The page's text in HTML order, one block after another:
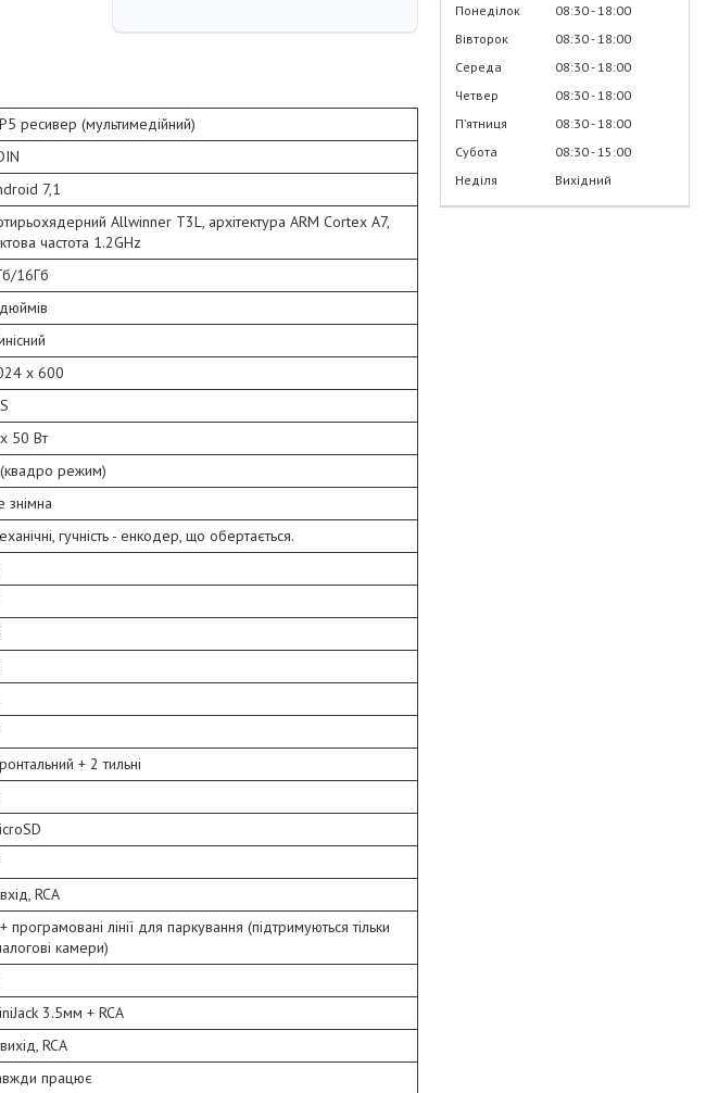
ресивер (мультимедійний)
7,1
Allwinner T3L, архітектура ARM Сortex A7,
частота 1.2GHz
16Гб
х 600
50 Вт
режим)
знімна
гучність - енкодер, що обертається.
+ 2 тильні
RCA
програмовані лінії для паркування (підтримуються тільки
камери)
3.5мм + RCA
RCA
працює
Понеділок 08:30 18:00
Вівторок
08:30 18:00
Середа
08:30 18:00
Четвер
08:30 18:00
Пʼятниця
08:30 18:00
Субота
08:30 15:00
Неділя
Вихідний